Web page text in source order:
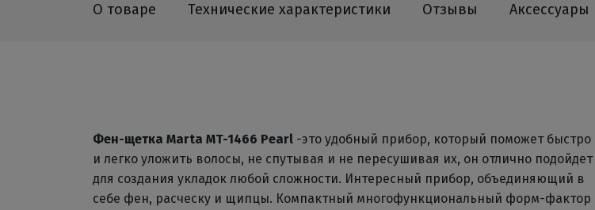
О товаре Технические характеристики Отзывы Аксессуары
Фен-щетка Marta MT-1466 Pearl -это удобный прибор, который поможет быстро
и легко уложить волосы, не спутывая и не пересушивая их, он отлично подойдет
для создания укладок любой сложности. Интересный прибор, объединяющий в
себе фен, расческу и щипцы. Компактный многофункциональный форм-фактор